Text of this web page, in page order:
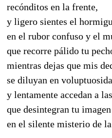
recónditos en la frente,
y ligero sientes el
en el rubor confuso y el
que recorre pálido tu
mientras dejas que mis
se diluyan en
y lentamente accedan a
que desintegran tu imagen
en el silente misterio de